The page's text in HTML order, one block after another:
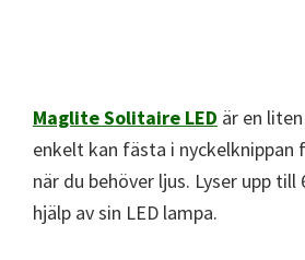
Maglite Solitaire LED är en
enkelt kan fästa i nyckelknippan
när du behöver ljus. Lyser upp
hjälp av sin LED lampa.